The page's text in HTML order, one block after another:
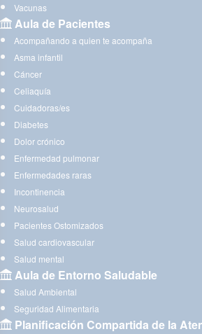
Vacunas
Aula de Pacientes
Acompañando a quien te acompaña
Asma infantil
Cáncer
Celiaquía
Cuidadoras/es
Diabetes
Dolor crónico
Enfermedad pulmonar
Enfermedades raras
Incontinencia
Neurosalud
Pacientes Ostomizados
Salud cardiovascular
Salud mental
Aula de Entorno Saludable
Salud Ambiental
Seguridad Alimentaria
Planificación Compartida de la